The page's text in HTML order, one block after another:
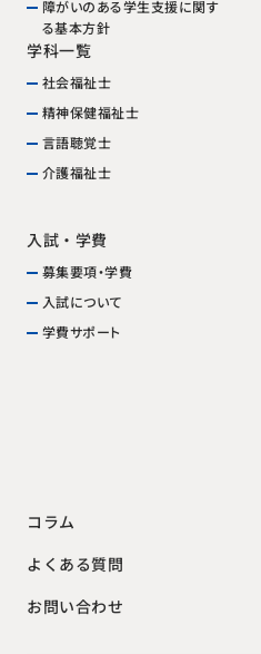
障がいのある学生支援に関す
る基本方針
学科一覧
社会福祉士
精神保健福祉士
言語聴覚士
介護福祉士
入試・学費
募集要項・学費
入試について
学費サポート
コラム
よくある質問
お問い合わせ